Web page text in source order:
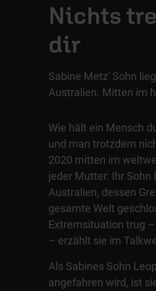
Nichts
dir
Sabine Metz' Sohn
Australien. Mitten im
Wie hält ein Mensch
und man trotzdem
2020 mitten im
jeder Mutter: Ihr
Australien, dessen
gesamte Welt
Extremsituation trug
– erzählt sie im
Als Sabines Sohn
angefahren wird, ist